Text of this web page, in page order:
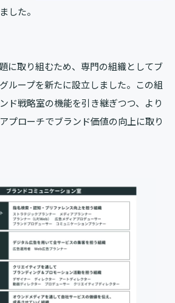
した。
に取り組むため、専門の組織としてブ
ループを新たに設立しました。この組
ド戦略室の機能を引き継ぎつつ、より
プローチでブランド価値の向上に取り